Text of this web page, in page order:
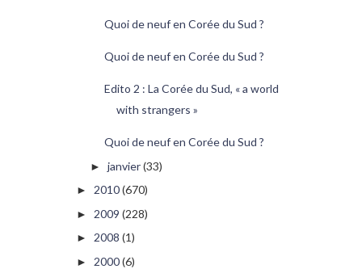
Quoi de neuf en Corée du Sud ?
Quoi de neuf en Corée du Sud ?
Edito 2 : La Corée du Sud, « a world
with strangers »
Quoi de neuf en Corée du Sud ?
► janvier(33)
► 2010(670)
► 2009 (228)
► 2008 (1)
► 2000(6)